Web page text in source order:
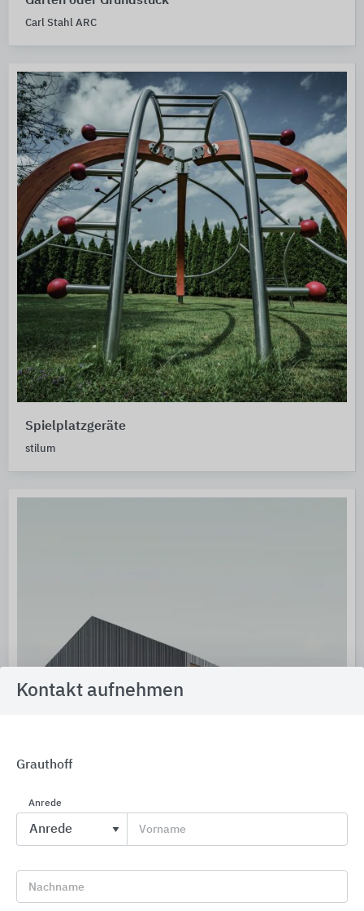
Carl Stahl ARC
Spielplatzgeräte
stilum
CAPAROL Farben Lacke Bautenschutz
Kontakt aufnehmen
Grauthoff
Anrede
Vorname
Nachname